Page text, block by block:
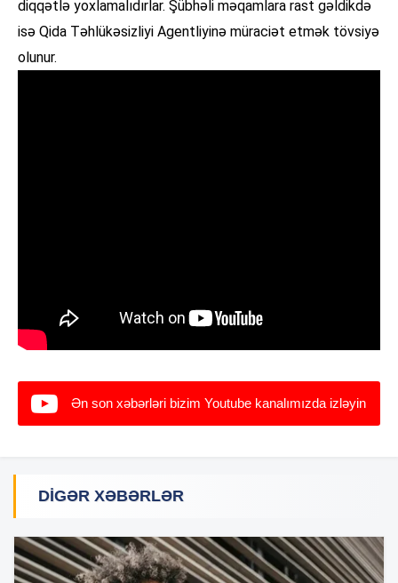
diqqətlə yoxlamalıdırlar. Şübhəli məqamlara rast gəldikdə
isə Qida Təhlükəsizliyi Agentliyinə müraciət etmək tövsiyə
olunur.
Ən son xəbərləri bizim Youtube kanalımızda izləyin
DIGƏR XƏBƏRLƏR